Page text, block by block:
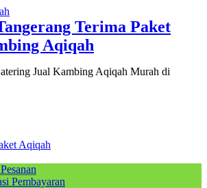
Terima Paket
Aqiqah
Jual Kambing Aqiqah Murah di
Aqiqah
Pembayaran